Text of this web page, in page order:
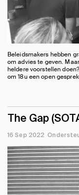
Beleidsmakers hebben
om advies te geven.
heldere voorstellen
om 18u een open
The Gap
16 Sep 2022